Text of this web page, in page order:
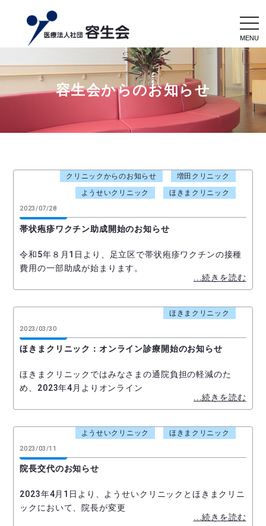
容生会からのお知らせ
2023/07/28
帯状疱疹ワクチン助成開始のお知らせ
クリニックからのお知らせ
増田クリニック
ようせいクリニック
ほきまクリニック
令和5年８月1日より、足立区で帯状疱疹ワクチンの接種
費用の一部助成が始まります。
...続きを読む
2023/03/30
ほきまクリニック：オンライン診療開始のお知らせ
ほきまクリニック
ほきまクリニックではみなさまの通院負担の軽減のた
め、2023年4月よりオンライン
...続きを読む
2023/03/11
院長交代のお知らせ
ようせいクリニック ほきまクリニック
2023年4月1日より、ようせいクリニックとほきまクリニ
ックにおいて、院長が変更
...続きを読む